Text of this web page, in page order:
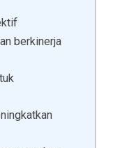
berkinerja